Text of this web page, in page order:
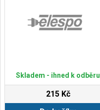
Skladem - ihned k odběru
215 Kč